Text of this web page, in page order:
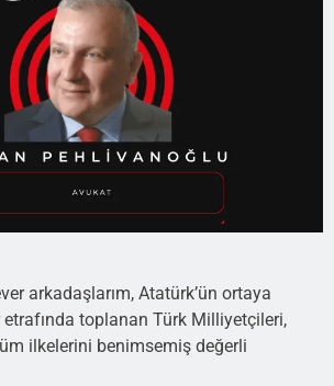
arkadaşlarım, Atatürk’ün ortaya
toplanan Türk Milliyetçileri,
ilkelerini benimsemiş değerli